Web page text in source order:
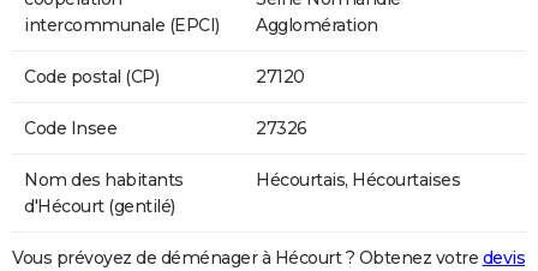
intercommunale (EPCI)
Agglomération
Code postal (CP) 27120
Code Insee 27326
Nom des habitants
d'Hécourt (gentilé)
Hécourtais, Hécourtaises
Vous prévoyez de déménager à Hécourt ? Obtenez votre devis